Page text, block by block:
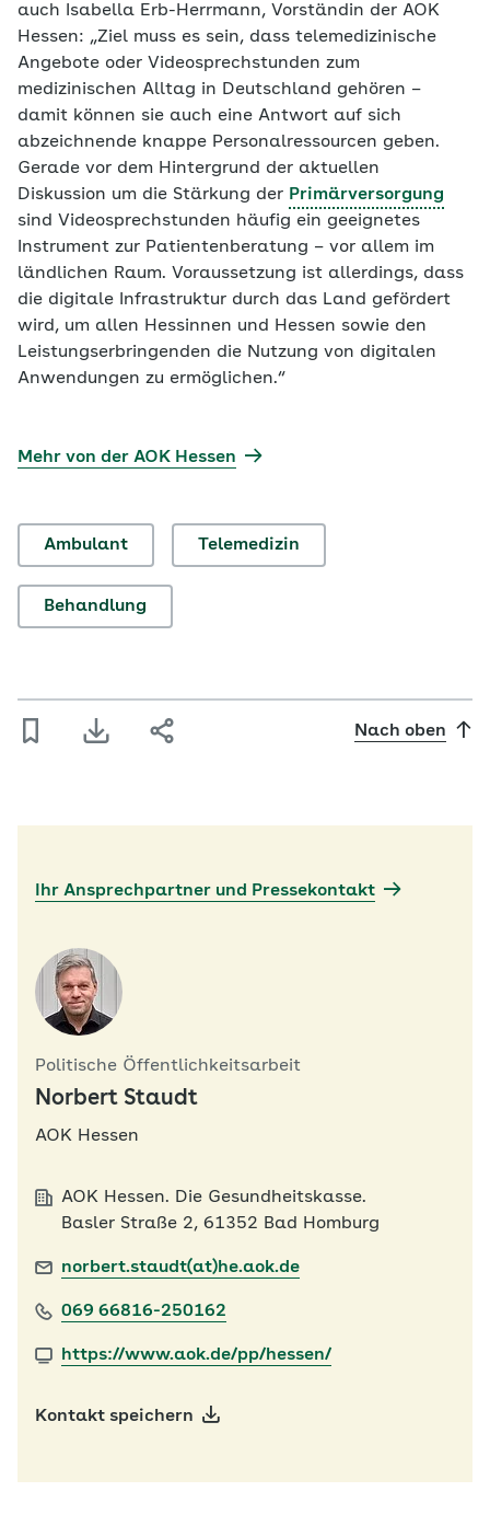
auch Isabella Erb-Herrmann, Vorständin der AOK
Hessen: „Ziel muss es sein, dass telemedizinische
Angebote oder Videosprechstunden zum
medizinischen Alltag in Deutschland gehören –
damit können sie auch eine Antwort auf sich
abzeichnende knappe Personalressourcen geben.
Gerade vor dem Hintergrund der aktuellen
Diskussion um die Stärkung der Primärversorgung
sind Videosprechstunden häufig ein geeignetes
Instrument zur Patientenberatung – vor allem im
ländlichen Raum. Voraussetzung ist allerdings, dass
die digitale Infrastruktur durch das Land gefördert
wird, um allen Hessinnen und Hessen sowie den
Leistungserbringenden die Nutzung von digitalen
Anwendungen zu ermöglichen.“
Mehr von der AOK Hessen
Ambulant Telemedizin
Behandlung
Nach oben
Ihr Ansprechpartner und Pressekontakt
Politische Öffentlichkeitsarbeit
Norbert Staudt
AOK Hessen
AOK Hessen. Die Gesundheitskasse.
Basler Straße 2, 61352 Bad Homburg
norbert.staudt(at)he.aok.de
069 66816-250162
https://www.aok.de/pp/hessen/
Kontakt speichern